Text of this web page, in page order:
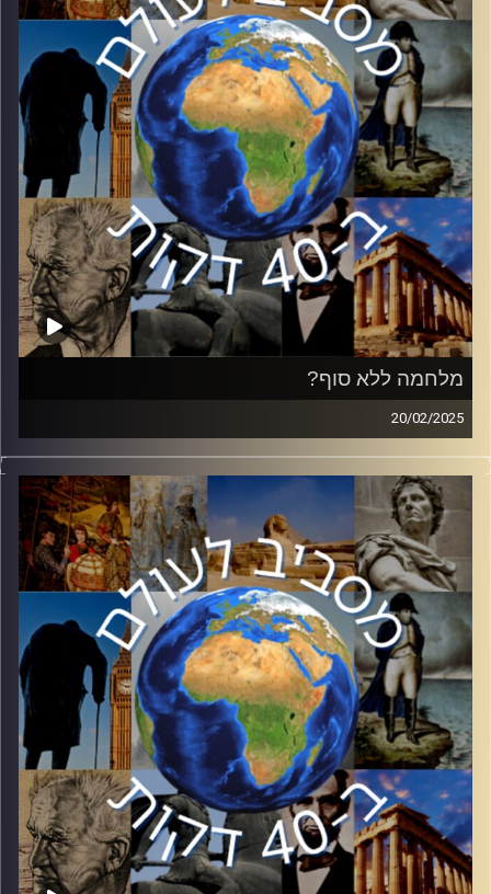
קרדיט תמונות:יוסי מצרי
מלחמה ללא סוף?
20/02/2025
השבוע נציין שלוש שנים לפלישתה של רוסיה לאוקראינה
ולפריצת המלחמה הגדולה ביותר באירופה מאז מלחמת העולם
השנייה. לאחר כניסתו מחדש של טראמפ לבית הלבן, נראה כי
המלחמה עולה על מסלול חדש. ראש תחום רוסיה במכון
למחקרי ביטחון לאומי ה INSS ושגריר ישראל לשעבר ברוסיה
ואזרבייג׳ן, ארקדי מילמן, הצטרף אלינו כדי לנסות לענות על
השאלות הרבות בנוגע לעתיד המלחמה
קרדיט תמונות:יוסי מצרי